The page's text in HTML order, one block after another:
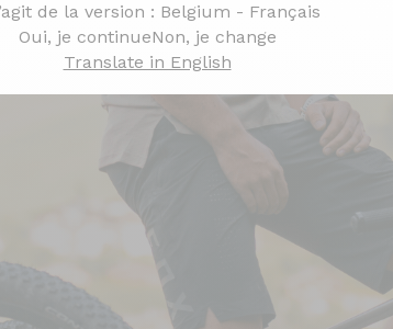
de la version : Belgium - Français
Oui, je continueNon, je change
Translate in English